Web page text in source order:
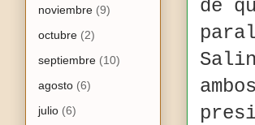
de
noviembre (9)
octubre (2)
septiembre (10)
agosto (6)
julio (6)